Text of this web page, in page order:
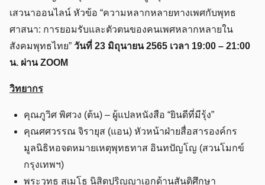
เสวนาออนไลน์ หัวข้อ “ความหลากหลายทางเพศกับพุทธ
ศาสนา: การยอมรับและตัวตนของคนเพศหลากหลายใน
สังคมพุทธไทย” วันที่ 23 มิถุนายน 2565 เวลา 19:00 – 21:00
น. ผ่าน ZOOM
วิทยากร
คุณภูวิศ พิศวง (ต้น) – ผู้แปลหนังสือ “ยินดีที่มีรุ้ง”
คุณศศวรรณ จิรายุส (แอน) หัวหน้าฝ่ายสื่อสารองค์กร
มูลนิธิหอจดหมายเหตุพุทธทาส อินทปัญโญ (สวนโมกข์
กรุงเทพฯ)
พระวุทธ สุเมโธ นิสิตปริญญาเอกด้านสันติศึกษา